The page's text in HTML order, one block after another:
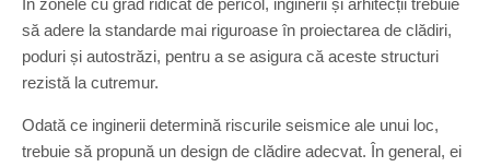
În zonele cu grad ridicat de pericol, inginerii și arhitecții trebuie
să adere la standarde mai riguroase în proiectarea de clădiri,
poduri și autostrăzi, pentru a se asigura că aceste structuri
rezistă la cutremur.
Odată ce inginerii determină riscurile seismice ale unui loc,
trebuie să propună un design de clădire adecvat. În general, ei